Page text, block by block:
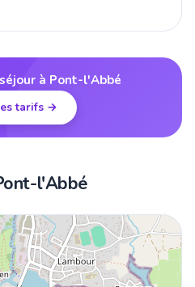
à Pont-l'Abbé
tarifs →
l'Abbé